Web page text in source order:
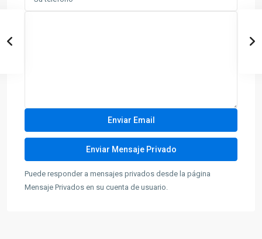
Puede responder a mensajes privados desde la página
Mensaje Privados en su cuenta de usuario.